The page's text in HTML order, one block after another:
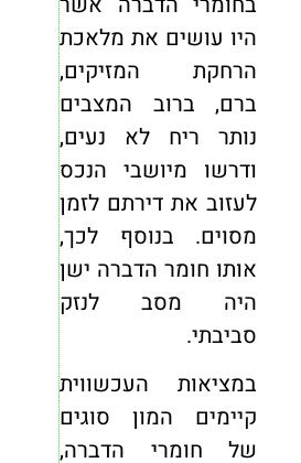
היו עושים את מלאכת
הרחקת המזיקים,
ברם, ברוב המצבים
נותר ריח לא נעים,
ודרשו מיושבי הנכס
לעזוב את דירתם לזמן
מסוים. בנוסף לכך,
אותו חומר הדברה ישן
היה מסב לנזק
סביבתי.
במציאות העכשווית
קיימים המון סוגים
של חומרי הדברה,